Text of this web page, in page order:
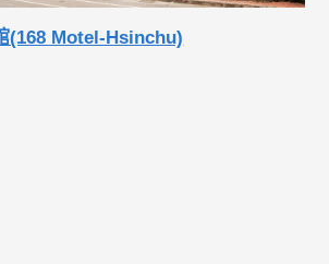
(168 Motel-Hsinchu)